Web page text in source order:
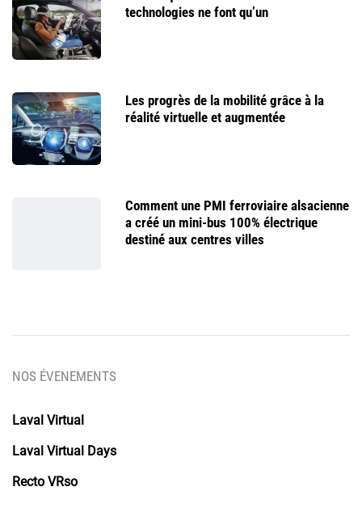
technologies ne font qu’un
Les progrès de la mobilité grâce à la
réalité virtuelle et augmentée
Comment une PMI ferroviaire alsacienne
a créé un mini-bus 100% électrique
destiné aux centres villes
NOS ÉVENEMENTS
Laval Virtual
Laval Virtual Days
Recto VRso